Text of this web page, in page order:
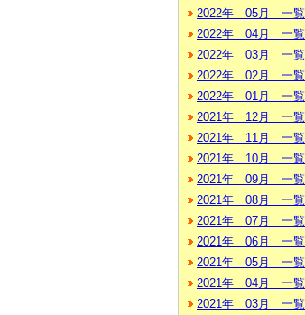
2022年 05月 一覧
2022年 04月 一覧
2022年 03月 一覧
2022年 02月 一覧
2022年 01月 一覧
2021年 12月 一覧
2021年 11月 一覧
2021年 10月 一覧
2021年 09月 一覧
2021年 08月 一覧
2021年 07月 一覧
2021年 06月 一覧
2021年 05月 一覧
2021年 04月 一覧
2021年 03月 一覧